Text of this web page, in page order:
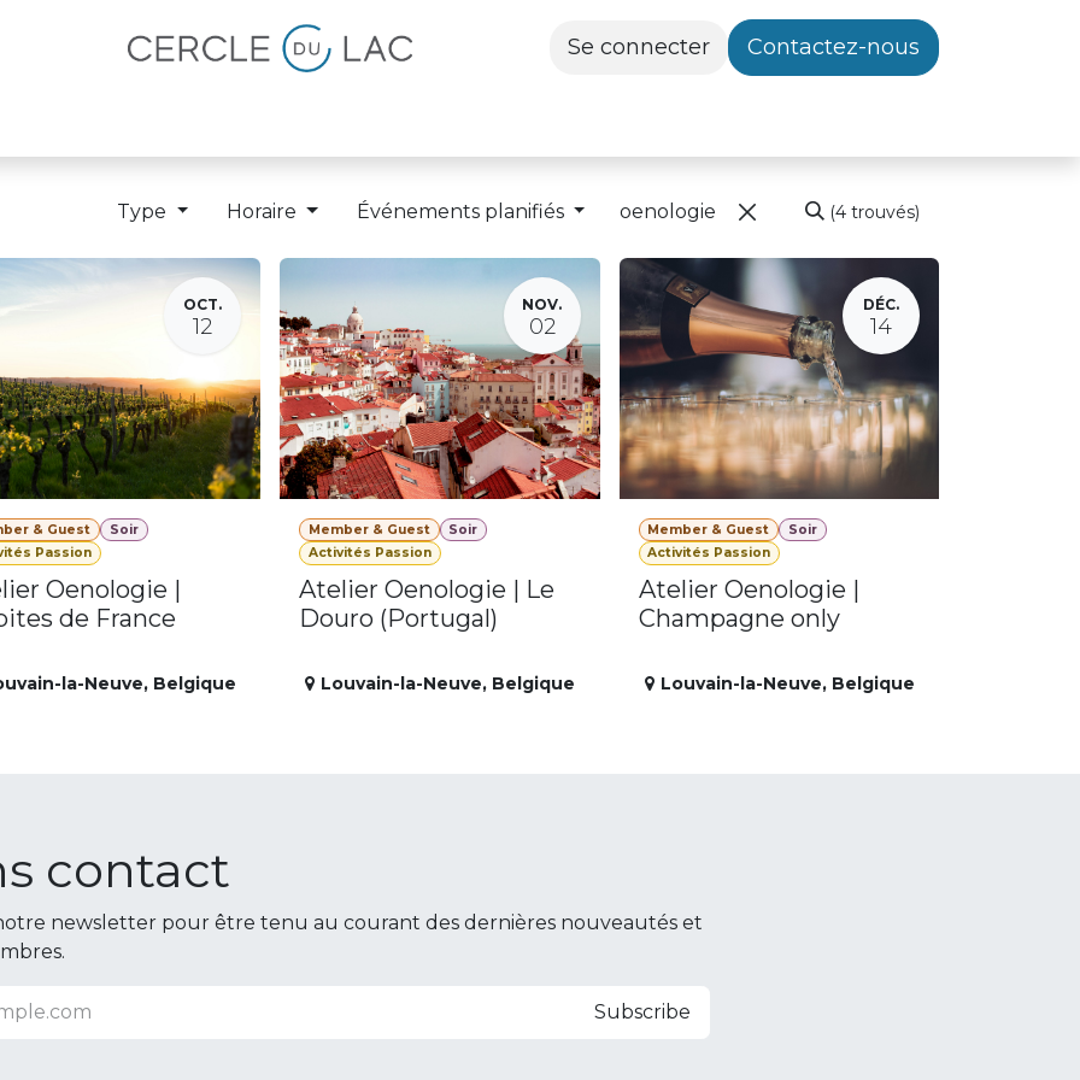
Se connecter Contactez-nous
Type Horaire Événements planifiés (4 trouvés)
OCT.
12
& Guest
Soir
Passion
Oenologie |
de France
la-Neuve, Belgique
NOV.
02
Member & Guest
Soir
Activités Passion
Atelier Oenologie | Le
Douro (Portugal)
Louvain-la-Neuve, Belgique
DÉC.
14
Member & Guest
Soir
Activités Passion
Atelier Oenologie |
Champagne only
Louvain-la-Neuve, Belgique
contact
newsletter pour être tenu au courant des dernières nouveautés et
Subscribe